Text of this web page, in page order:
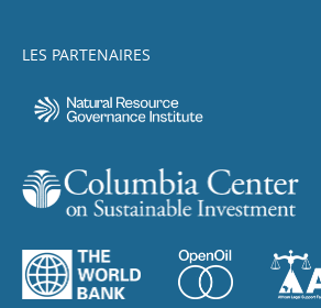
LES PARTENAIRES